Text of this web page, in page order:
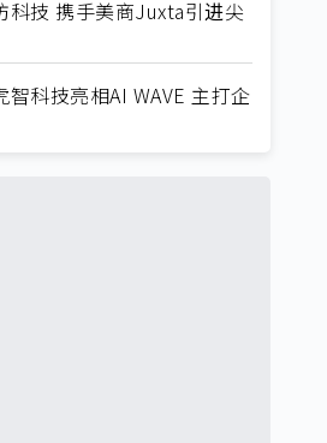
科技 携手美商Juxta引进尖
智科技亮相AI WAVE 主打企